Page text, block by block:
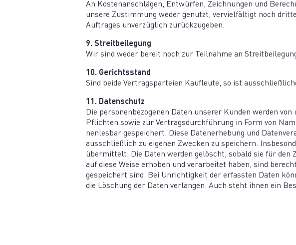
An Kosten­an­schlägen, Entwürfen, Zeich­nungen und
unsere Zustimmung weder genutzt, verviel­fältigt noch
Auftrages unver­züglich zurückzugeben.
9. Streit­bei­legung
Wir sind weder bereit noch zur Teilnahme an
10. Gerichts­stand
Sind beide Vertrags­par­teien Kaufleute, so ist
11. Daten­schutz
Die perso­nen­be­zo­genen Daten unserer Kunden werden
Pflichten sowie zur Vertrags­durch­führung in Form von
nen­lesbar gespei­chert. Diese Daten­er­hebung und
ausschließlich zu eigenen Zwecken zu speichern.
übermittelt. Die Daten werden gelöscht, sobald sie für
auf diese Weise erhoben und verar­beitet haben, sind
gespei­chert sind. Bei Unrich­tigkeit der erfassten Daten
die Löschung der Daten verlangen. Auch steht ihnen ein